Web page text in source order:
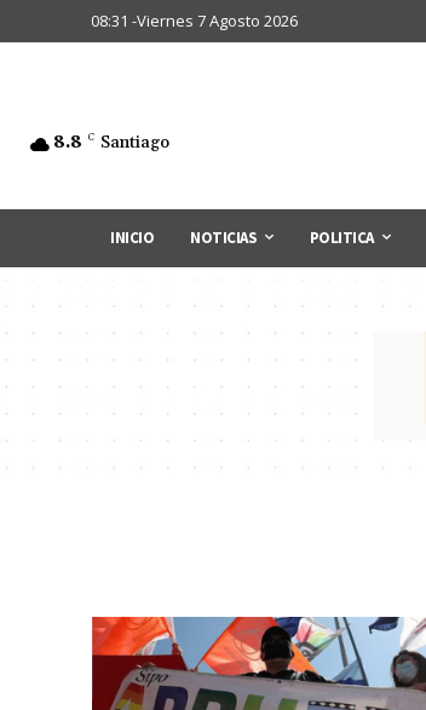
08:31 -Viernes 7 Agosto 2026
8.8 C Santiago
INICIO NOTICIAS POLITICA